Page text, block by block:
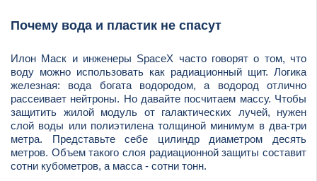
Почему вода и пластик не спасут
Илон Маск и инженеры SpaceX часто говорят о том, что
воду можно использовать как радиационный щит. Логика
железная: вода богата водородом, а водород отлично
рассеивает нейтроны. Но давайте посчитаем массу. Чтобы
защитить жилой модуль от галактических лучей, нужен
слой воды или полиэтилена толщиной минимум в два-три
метра. Представьте себе цилиндр диаметром десять
метров. Объем такого слоя радиационной защиты составит
сотни кубометров, а масса - сотни тонн.